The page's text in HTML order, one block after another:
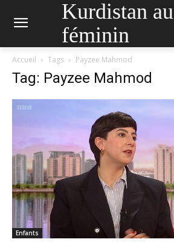
Kurdistan au
féminin
Accueil Tags Payzee Mahmod
Tag: Payzee Mahmod
Enfants